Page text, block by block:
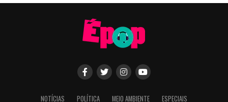
NOTÍCIAS POLÍTICA MEIO AMBIENTE ESPECIAIS